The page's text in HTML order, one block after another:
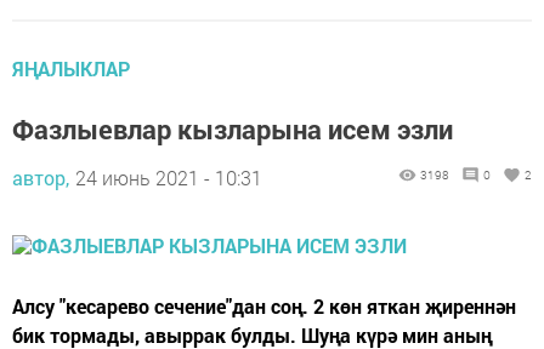
ЯҢАЛЫКЛАР
Фазлыевлар кызларына исем эзли
автор, 24 июнь 2021 - 10:31 3198 0 2
Алсу "кесарево сечение"дан соң. 2 көн яткан җиреннән
бик тормады, авыррак булды. Шуңа күрә мин аның